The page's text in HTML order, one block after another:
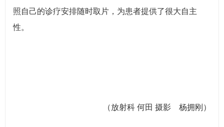
照自己的诊疗安排随时取片，为患者提供了很大自主
性。
（放射科 何田 摄影 杨拥刚）